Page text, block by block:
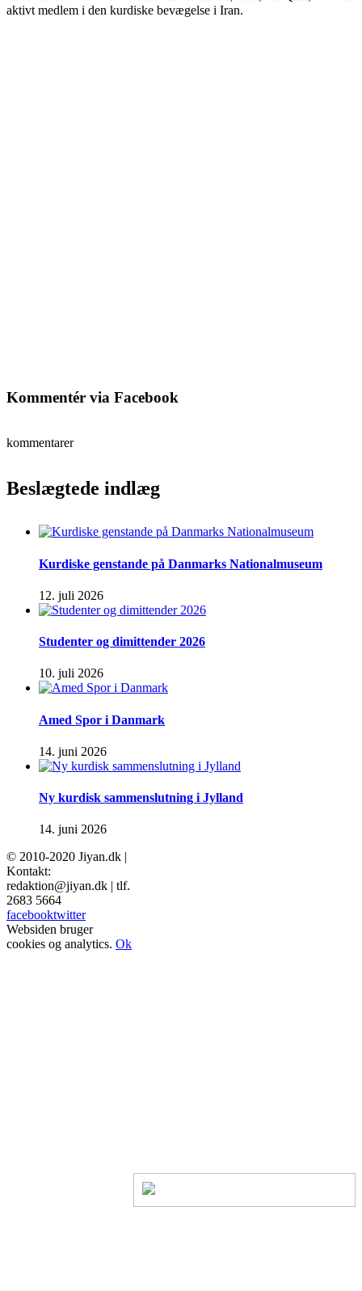
aktivt medlem i den kurdiske bevægelse i Iran.
Kommentér via Facebook
kommentarer
Beslægtede indlæg
Kurdiske genstande på Danmarks Nationalmuseum
12. juli 2026
Studenter og dimittender 2026
10. juli 2026
Amed Spor i Danmark
14. juni 2026
Ny kurdisk sammenslutning i Jylland
14. juni 2026
© 2010-2020 Jiyan.dk |
Kontakt:
redaktion@jiyan.dk | tlf.
2683 5664
facebooktwitter
Websiden bruger
cookies og analytics. Ok